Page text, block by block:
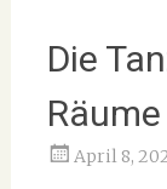
Die
April 8,